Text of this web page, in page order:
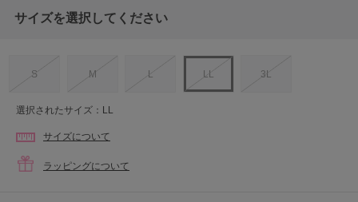
サイズを選択してください
S M L LL 3L
選択されたサイズ：LL
サイズについて
ラッピングについて